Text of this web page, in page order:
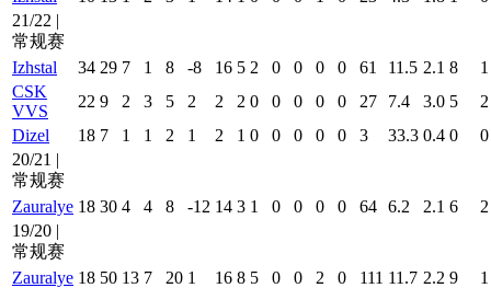
21/22 |
常规赛
Izhstal
34 29 7 1 8 -8 16 5 2 0 0 0 0 61 11.5 2.1 8
1
CSK
VVS
22 9 2 3 5 2 2 2 0 0 0 0 0 27 7.4 3.0 5
2
Dizel
18 7 1 1 2 1 2 1 0 0 0 0 0 3 33.3 0.4 0
0
20/21 |
常规赛
Zauralye 18 30 4 4 8 -12 14 3 1 0 0 0 0 64 6.2 2.1 6
2
19/20 |
常规赛
Zauralye 18 50 13 7 20 1 16 8 5 0 0 2 0 111 11.7 2.2 9 1